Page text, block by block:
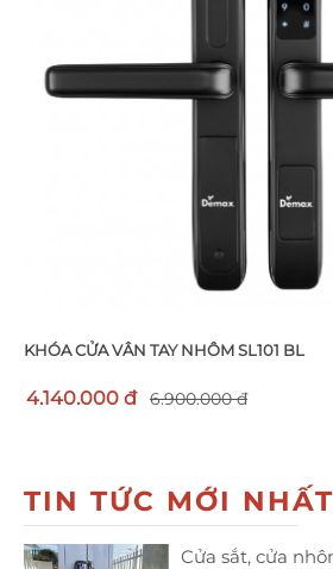
KHÓA CỬA VÂN TAY NHÔM SL101 BL
4.140.000 đ 6.900.000 đ
TIN TỨC MỚI NHẤT
Cửa sắt, cửa